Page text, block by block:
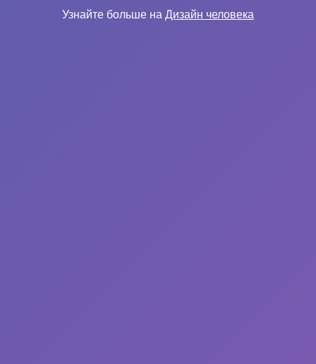
Узнайте больше на Дизайн человека